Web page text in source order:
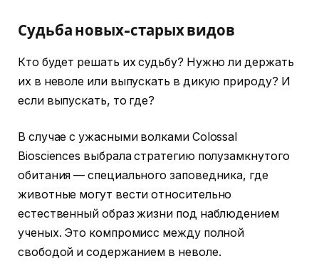
Судьба новых-старых видов
Кто будет решать их судьбу? Нужно ли держать
их в неволе или выпускать в дикую природу? И
если выпускать, то где?
В случае с ужасными волками Colossal
Biosciences выбрала стратегию полузамкнутого
обитания — специального заповедника, где
животные могут вести относительно
естественный образ жизни под наблюдением
ученых. Это компромисс между полной
свободой и содержанием в неволе.